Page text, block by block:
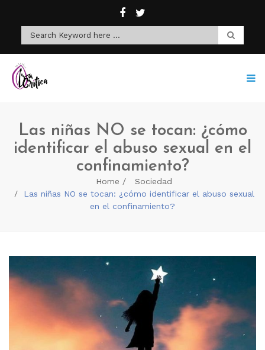
Las niñas NO se tocan: ¿cómo
identificar el abuso sexual en el
confinamiento?
Home
Sociedad
Las niñas NO se tocan: ¿cómo identificar el abuso sexual
en el confinamiento?